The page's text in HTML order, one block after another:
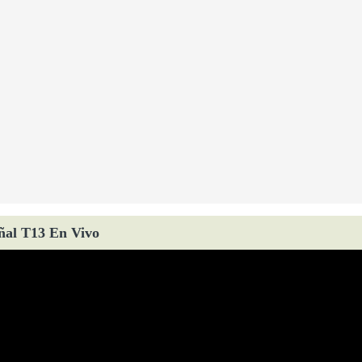
T13 En Vivo